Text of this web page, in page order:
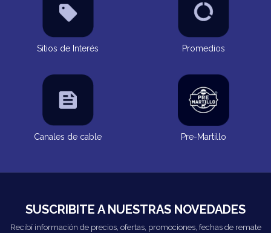
Sitios de Interés Promedios
Canales de cable Pre-Martillo
SUSCRIBITE A NUESTRAS NOVEDADES
Recibí información de precios, ofertas, promociones, fechas de remate